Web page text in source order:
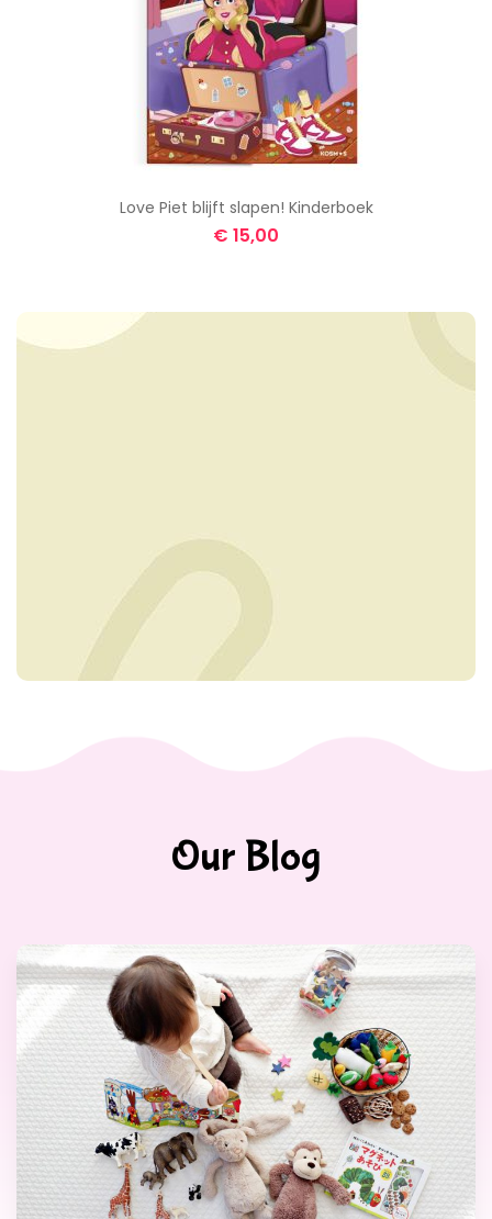
Love Piet blijft slapen! Kinderboek
€ 15,00
Our Blog